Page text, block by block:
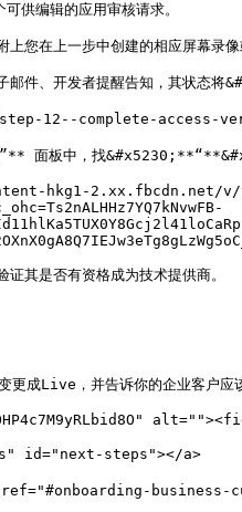
供编辑的应用审核请求。
您在上一步中创建的相应屏幕录像
子邮件、开发者提醒告知，其状
12--complete-
面板中，找
hkg1-2.xx.fbcdn.net/v/
其是否有资格成为技术提供商。
成Live，并告诉你的企业客户应
id="next-steps"></a>
href="#onboarding-